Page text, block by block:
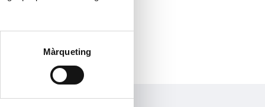
Màrqueting